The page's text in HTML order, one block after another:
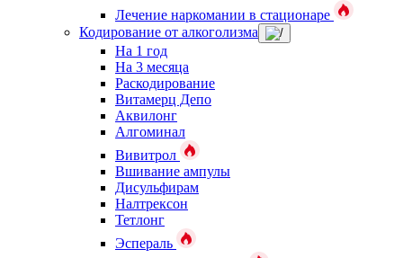
Лечение наркомании в стационаре
Кодирование от алкоголизма
На 1 год
На 3 месяца
Раскодирование
Витамерц Депо
Аквилонг
Алгоминал
Вивитрол
Вшивание ампулы
Дисульфирам
Налтрексон
Тетлонг
Эспераль